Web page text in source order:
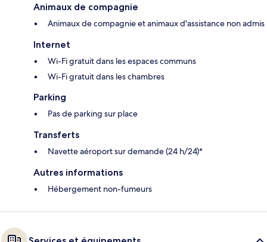
Animaux de compagnie
Animaux de compagnie et animaux d'assistance non admis
Internet
Wi-Fi gratuit dans les espaces communs
Wi-Fi gratuit dans les chambres
Parking
Pas de parking sur place
Transferts
Navette aéroport sur demande (24 h/24)*
Autres informations
Hébergement non-fumeurs